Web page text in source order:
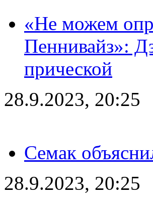
«Не можем
Пеннивайз»:
прической
28.9.2023, 20:25
Семак
28.9.2023, 20:25